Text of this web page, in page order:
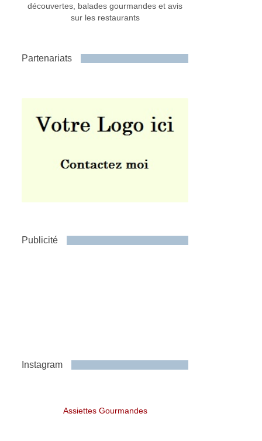
découvertes, balades gourmandes et avis
sur les restaurants
Partenariats
Publicité
Instagram
Assiettes Gourmandes